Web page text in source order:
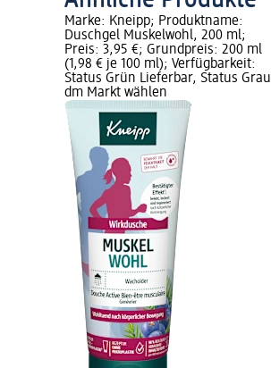
Marke: Kneipp; Produktname:
Duschgel Muskelwohl, 200 ml;
Preis: 3,95 €; Grundpreis: 200 ml
(1,98 € je 100 ml); Verfügbarkeit:
Status Grün Lieferbar, Status Grau
dm Markt wählen